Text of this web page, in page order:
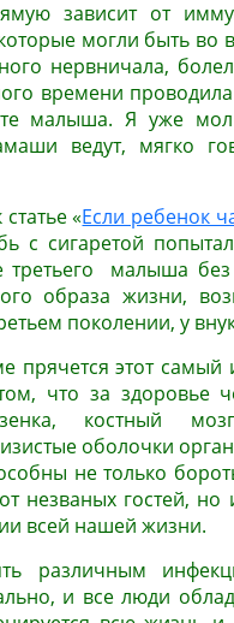
зависит от
могли быть во
нервничала,
времени
малыша. Я уже
ведут, мягко
«Если ребенок
с сигаретой
третьего малыша
образа жизни,
поколении, у
прячется этот
что за здоровье
костный
оболочки
не только
незваных гостей,
всей нашей жизни.
различным
и все люди